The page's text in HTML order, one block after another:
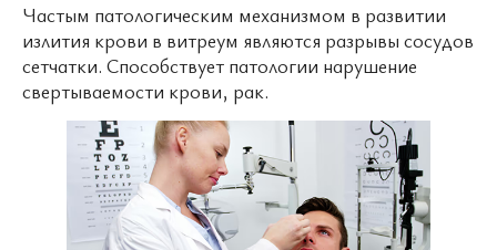
Частым патологическим механизмом в развитии
излития крови в витреум являются разрывы сосудов
сетчатки. Способствует патологии нарушение
свертываемости крови, рак.